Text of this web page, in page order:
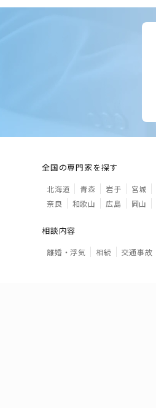
全国の専門家を探す
北海道 青森 岩手 宮城
奈良
和歌山 広島 岡山
相談内容
離婚・浮気 相続 交通事故